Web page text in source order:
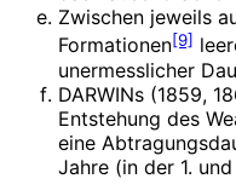
Zwischen jeweils
Formationen[9]
unermesslicher
DARWINs (1859,
Entstehung des
eine
Jahre (in der 1.